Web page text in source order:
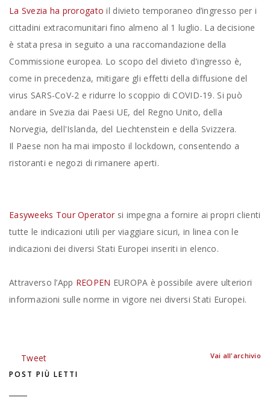
La Svezia ha prorogato il divieto temporaneo d’ingresso per i
cittadini extracomunitari fino almeno al 1 luglio. La decisione
è stata presa in seguito a una raccomandazione della
Commissione europea. Lo scopo del divieto d'ingresso è,
come in precedenza, mitigare gli effetti della diffusione del
virus SARS-CoV-2 e ridurre lo scoppio di COVID-19. Si può
andare in Svezia dai Paesi UE, del Regno Unito, della
Norvegia, dell'Islanda, del Liechtenstein e della Svizzera.
Il Paese non ha mai imposto il lockdown, consentendo a
ristoranti e negozi di rimanere aperti.
Easyweeks Tour Operator si impegna a fornire ai propri clienti
tutte le indicazioni utili per viaggiare sicuri, in linea con le
indicazioni dei diversi Stati Europei inseriti in elenco.
Attraverso l’App REOPEN EUROPA è possibile avere ulteriori
informazioni sulle norme in vigore nei diversi Stati Europei.
Vai all'archivio
Tweet
POST PIÙ LETTI